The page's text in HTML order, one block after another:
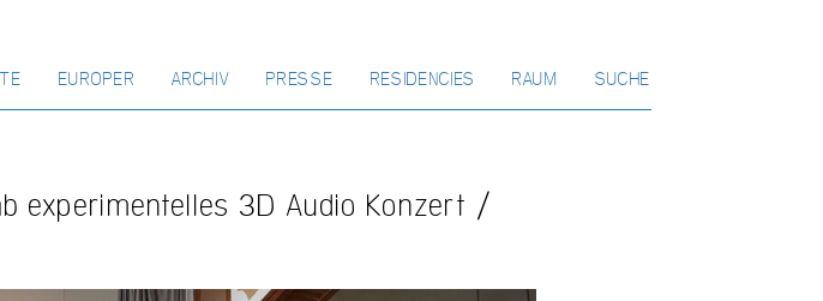
EUROPER ARCHIV PRESSE RESIDENCIES RAUM SUCHE
experimentelles 3D Audio Konzert /